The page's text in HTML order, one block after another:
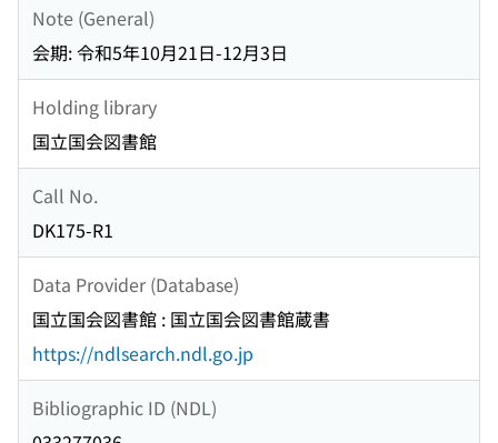
Note (General)
会期: 令和5年10月21日-12月3日
Holding library
国立国会図書館
Call No.
DK175-R1
Data Provider (Database)
国立国会図書館 : 国立国会図書館蔵書
https://ndlsearch.ndl.go.jp
Bibliographic ID (NDL)